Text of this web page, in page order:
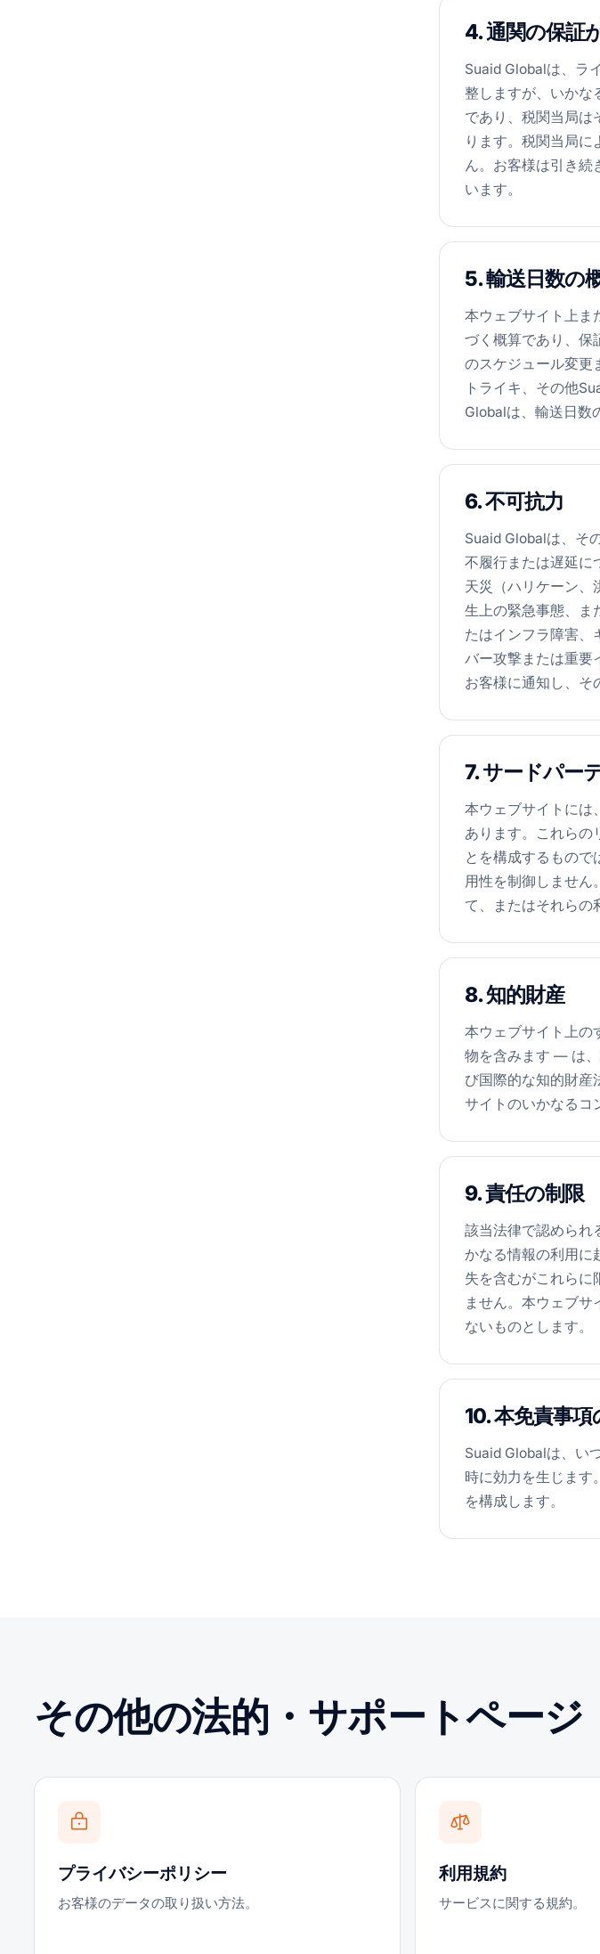
4. 通関の保証
Suaid Globalは、ラ
整しますが、いかな
であり、税関当局は
ります。税関当局
ん。お客様は引き続
います。
5. 輸送日数の
本ウェブサイト上ま
づく概算であり、保
のスケジュール変更
トライキ、その他
Globalは、輸送日数
6. 不可抗力
Suaid Globalは、そ
不履行または遅延に
天災（ハリケーン、
生上の緊急事態、ま
たはインフラ障害、
バー攻撃または重要
お客様に通知し、そ
7. サードパー
本ウェブサイトには
あります。これらの
とを構成するもの
用性を制御しません
て、またはそれらの
8. 知的財産
本ウェブサイト上の
物を含みます — は
び国際的な知的財産
サイトのいかなるコ
9. 責任の制限
該当法律で認められ
かなる情報の利用に
失を含むがこれらに
ません。本ウェブサ
ないものとします。
10. 本免責事項
Suaid Globalは、い
時に効力を生じます
を構成します。
その他の法的・サポートページ
プライバシーポリシー
お客様のデータの取り扱い方法。
利用規約
サービスに関する規約。